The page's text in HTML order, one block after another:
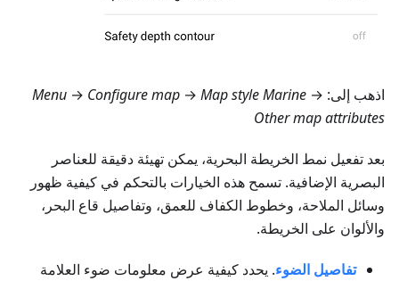
اذهب إلى: Menu → Configure map → Map style Marine →
Other map attributes
بعد تفعيل نمط الخريطة البحرية، يمكن تهيئة دقيقة للعناصر
البصرية الإضافية. تسمح هذه الخيارات بالتحكم في كيفية ظهور
وسائل الملاحة، وخطوط الكفاف للعمق، وتفاصيل قاع البحر،
والألوان على الخريطة.
تفاصيل الضوء. يحدد كيفية عرض معلومات ضوء العلامة